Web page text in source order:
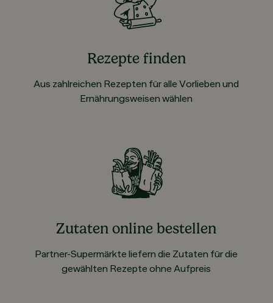
Rezepte finden
Aus zahlreichen Rezepten für alle Vorlieben und
Ernährungsweisen wählen
Zutaten online bestellen
Partner-Supermärkte liefern die Zutaten für die
gewählten Rezepte ohne Aufpreis